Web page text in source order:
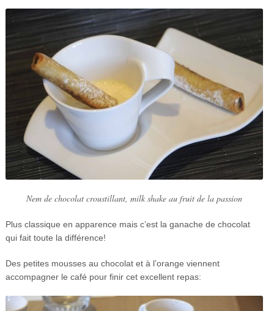
Nem de chocolat croustillant, milk shake au fruit de la passion
Plus classique en apparence mais c’est la ganache de chocolat
qui fait toute la différence!
Des petites mousses au chocolat et à l’orange viennent
accompagner le café pour finir cet excellent repas: